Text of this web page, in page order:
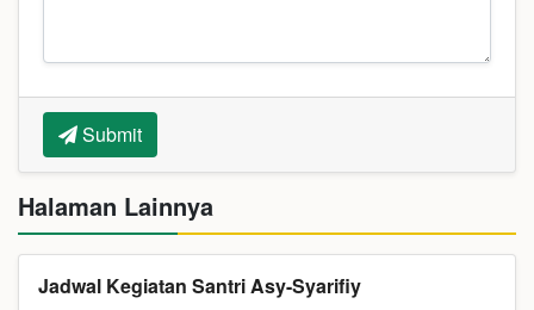
Submit
Halaman Lainnya
Jadwal Kegiatan Santri Asy-Syarifiy